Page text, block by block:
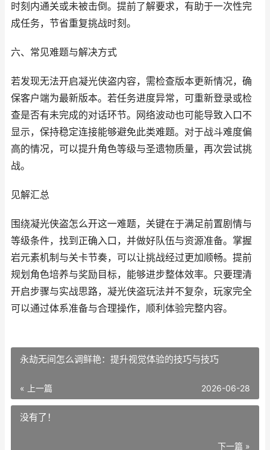
时刻内通关或未被击倒。提前了解要求，有助于一次性完
成任务，节省重复挑战时刻。
六、常见难题与解决方式
若发现无法开启凝光侠盗内容，需检查版本更新情况，确
保客户端为最新版本。若任务进度异常，可重新登录或检
查是否有未完成的对话环节。网络波动也可能导致入口不
显示，保持稳定连接能够避免此类难题。对于战斗难度偏
高的情况，可以提升角色等级与圣遗物质量，再次尝试挑
战。
见解汇总
围绕凝光侠盗怎么开这一难题，关键在于满足前置剧情与
等级条件，找到正确入口，并做好队伍与资源准备。掌握
岩元素机制与关卡节奏，可以让挑战经过更加顺畅。提前
规划角色培养与奖励目标，能够进步整体效率。只要理清
开启步骤与实战思路，凝光侠盗玩法并不复杂，玩家完全
可以通过体系准备与合理操作，顺利体验完整内容。
永劫无间怎么调鲜艳：提升视觉体验的技巧与技巧
« 上一篇 2026-06-28
没有了！
下一篇 »